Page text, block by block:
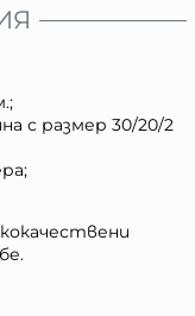
с размер 30/20/2